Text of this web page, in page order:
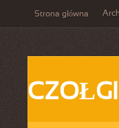
Strona główna